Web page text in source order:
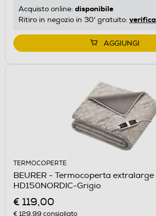
Acquisto online: disponibile
Ritiro in negozio in 30' gratuito: verifica
AGGIUNGI
TERMOCOPERTE
BEURER - Termocoperta extralarge
HD150NORDIC-Grigio
€ 119,00
€ 129,99 consigliato